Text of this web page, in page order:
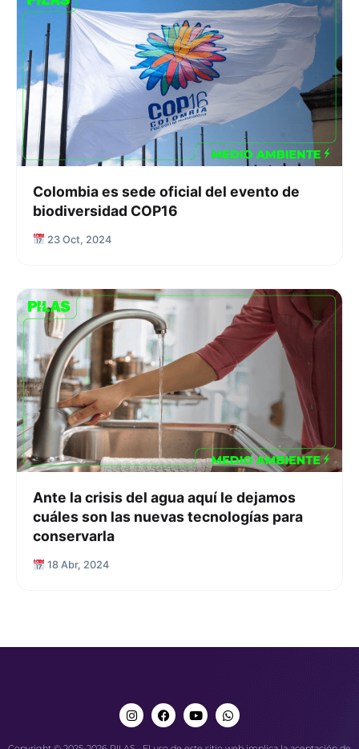
Colombia es sede oficial del evento de
biodiversidad COP16
23 Oct, 2024
Ante la crisis del agua aquí le dejamos
cuáles son las nuevas tecnologías para
conservarla
18 Abr, 2024